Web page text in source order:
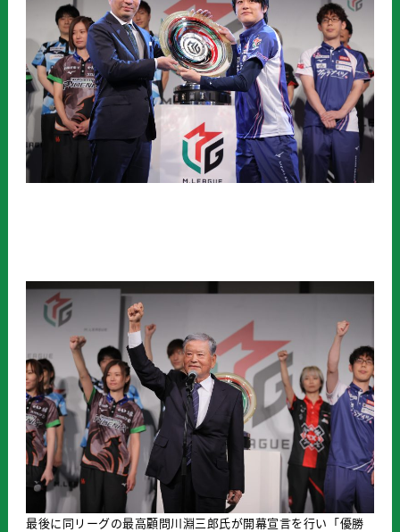
最後に同リーグの最高顧問川淵三郎氏が開幕宣言を行い「優勝